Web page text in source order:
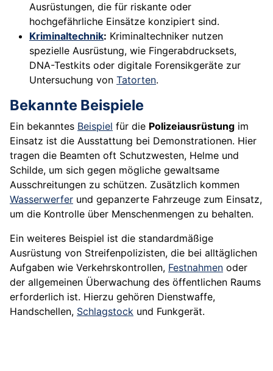
Ausrüstungen, die für riskante oder
hochgefährliche Einsätze konzipiert sind.
Kriminaltechnik: Kriminaltechniker nutzen
spezielle Ausrüstung, wie Fingerabdrucksets,
DNA-Testkits oder digitale Forensikgeräte zur
Untersuchung von Tatorten.
Bekannte Beispiele
Ein bekanntes Beispiel für die Polizeiausrüstung im
Einsatz ist die Ausstattung bei Demonstrationen. Hier
tragen die Beamten oft Schutzwesten, Helme und
Schilde, um sich gegen mögliche gewaltsame
Ausschreitungen zu schützen. Zusätzlich kommen
Wasserwerfer und gepanzerte Fahrzeuge zum Einsatz,
um die Kontrolle über Menschenmengen zu behalten.
Ein weiteres Beispiel ist die standardmäßige
Ausrüstung von Streifenpolizisten, die bei alltäglichen
Aufgaben wie Verkehrskontrollen, Festnahmen oder
der allgemeinen Überwachung des öffentlichen Raums
erforderlich ist. Hierzu gehören Dienstwaffe,
Handschellen, Schlagstock und Funkgerät.